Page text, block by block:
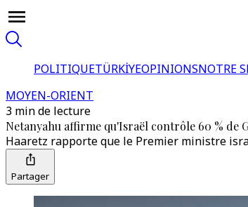
POLITIQUETÜRKİYEOPINIONSNOTRE
MOYEN-ORIENT
3 min de lecture
Netanyahu affirme qu'Israël contrôle 60 % de
Haaretz rapporte que le Premier ministre
Partager